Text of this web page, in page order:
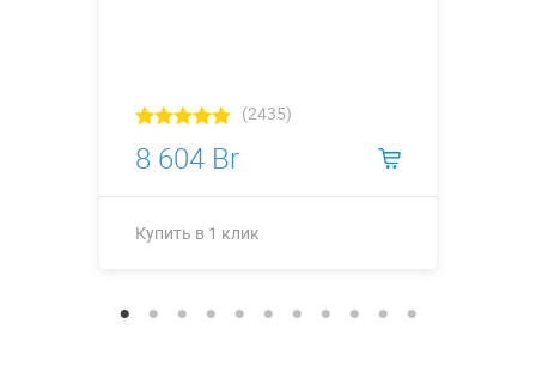
(2435)
8 604 Br
Купить в 1 клик